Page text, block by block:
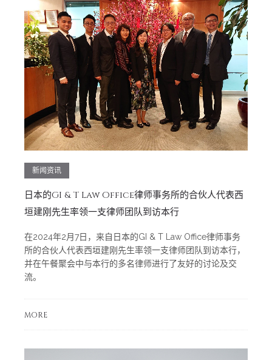
新闻资讯
日本的GI & T Law Office律师事务所的合伙人代表西
垣建刚先生率领一支律师团队到访本行
在2024年2月7日，来自日本的GI & T Law Office律师事务
所的合伙人代表西垣建刚先生率领一支律师团队到访本行，
并在午餐聚会中与本行的多名律师进行了友好的讨论及交
流。
MORE